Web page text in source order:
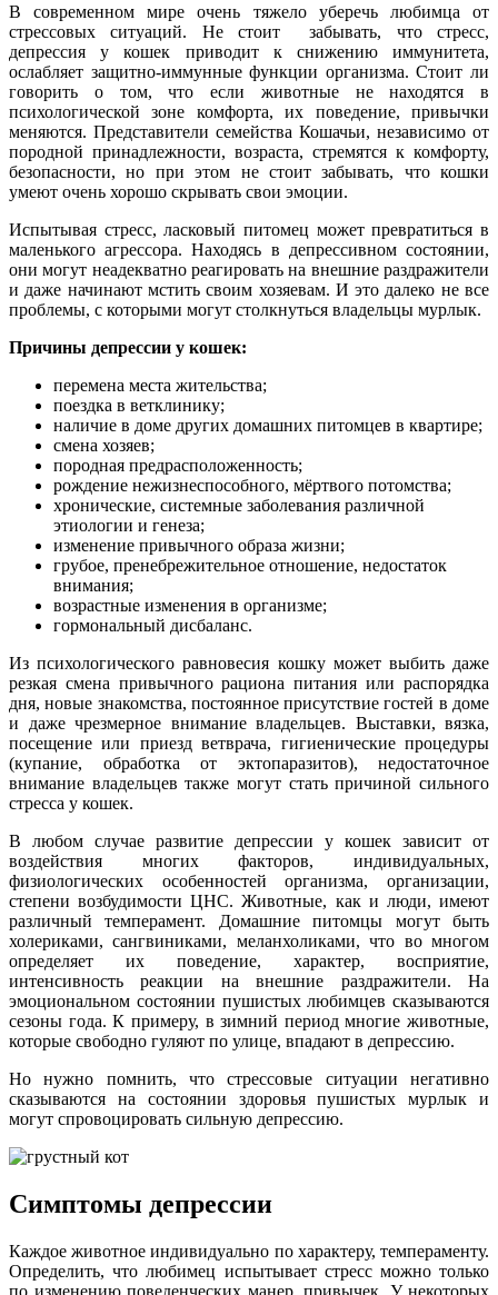
В современном мире очень тяжело уберечь любимца от
стрессовых ситуаций. Не стоит забывать, что стресс,
депрессия у кошек приводит к снижению иммунитета,
ослабляет защитно-иммунные функции организма. Стоит ли
говорить о том, что если животные не находятся в
психологической зоне комфорта, их поведение, привычки
меняются. Представители семейства Кошачьи, независимо от
породной принадлежности, возраста, стремятся к комфорту,
безопасности, но при этом не стоит забывать, что кошки
умеют очень хорошо скрывать свои эмоции.
Испытывая стресс, ласковый питомец может превратиться в
маленького агрессора. Находясь в депрессивном состоянии,
они могут неадекватно реагировать на внешние раздражители
и даже начинают мстить своим хозяевам. И это далеко не все
проблемы, с которыми могут столкнуться владельцы мурлык.
Причины депрессии у кошек:
перемена места жительства;
поездка в ветклинику;
наличие в доме других домашних питомцев в квартире;
смена хозяев;
породная предрасположенность;
рождение нежизнеспособного, мёртвого потомства;
хронические, системные заболевания различной
этиологии и генеза;
изменение привычного образа жизни;
грубое, пренебрежительное отношение, недостаток
внимания;
возрастные изменения в организме;
гормональный дисбаланс.
Из психологического равновесия кошку может выбить даже
резкая смена привычного рациона питания или распорядка
дня, новые знакомства, постоянное присутствие гостей в доме
и даже чрезмерное внимание владельцев. Выставки, вязка,
посещение или приезд ветврача, гигиенические процедуры
(купание, обработка от эктопаразитов), недостаточное
внимание владельцев также могут стать причиной сильного
стресса у кошек.
В любом случае развитие депрессии у кошек зависит от
воздействия многих факторов, индивидуальных,
физиологических особенностей организма, организации,
степени возбудимости ЦНС. Животные, как и люди, имеют
различный темперамент. Домашние питомцы могут быть
холериками, сангвиниками, меланхоликами, что во многом
определяет их поведение, характер, восприятие,
интенсивность реакции на внешние раздражители. На
эмоциональном состоянии пушистых любимцев сказываются
сезоны года. К примеру, в зимний период многие животные,
которые свободно гуляют по улице, впадают в депрессию.
Но нужно помнить, что стрессовые ситуации негативно
сказываются на состоянии здоровья пушистых мурлык и
могут спровоцировать сильную депрессию.
Симптомы депрессии
Каждое животное индивидуально по характеру, темпераменту.
Определить, что любимец испытывает стресс можно только
по изменению поведенческих манер, привычек. У некоторых